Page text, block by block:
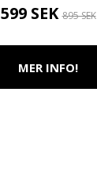
599 SEK895 SEK
MER INFO!